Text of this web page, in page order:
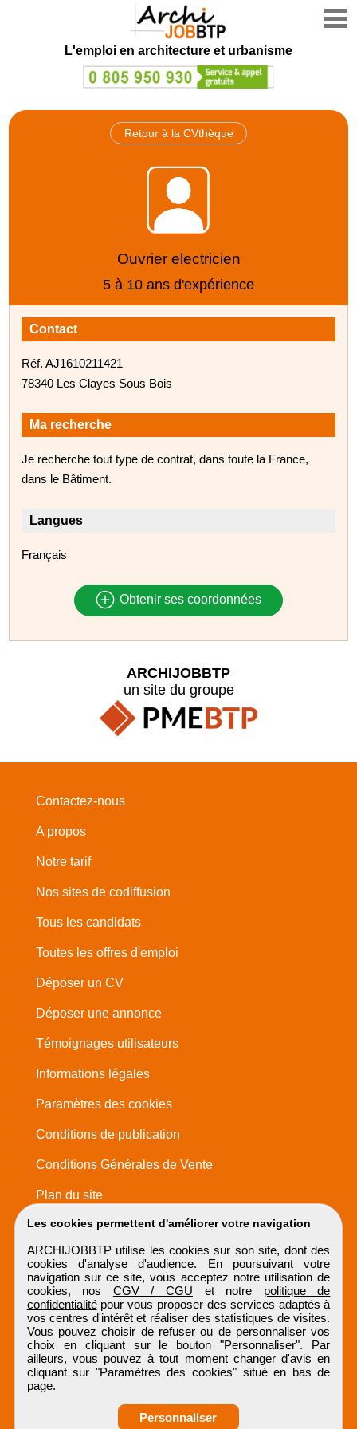
L'emploi en architecture et urbanisme
Retour à la CVthèque
Ouvrier electricien
5 à 10 ans d'expérience
Contact
Réf. AJ1610211421
78340 Les Clayes Sous Bois
Ma recherche
Je recherche tout type de contrat, dans toute la France,
dans le Bâtiment.
Langues
Français
Obtenir ses coordonnées
Les cookies permettent d'améliorer votre navigation
ARCHIJOBBTP utilise les cookies sur son site, dont des
cookies d'analyse d'audience. En poursuivant votre
navigation sur ce site, vous acceptez notre utilisation de
cookies, nos CGV / CGU et notre politique de
confidentialitépour vous proposer des services adaptés à
vos centres d'intérêt et réaliser des statistiques de visites.
Vous pouvez choisir de refuser ou de personnaliser vos
choix en cliquant sur le bouton "Personnaliser". Par
ailleurs, vous pouvez à tout moment changer d'avis en
cliquant sur "Paramètres des cookies" situé en bas de
page.
Personnaliser
ARCHIJOBBTP
un site du groupe
Contactez-nous
A propos
Notre tarif
Nos sites de codiffusion
Tous les candidats
Toutes les offres d'emploi
Déposer un CV
Déposer une annonce
Témoignages utilisateurs
Informations légales
Paramètres des cookies
Conditions de publication
Conditions Générales de Vente
Plan du site